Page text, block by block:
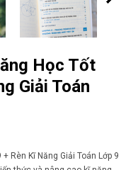
Học Tốt
Giải Toán
Rèn Kĩ Năng Giải Toán Lớp 9